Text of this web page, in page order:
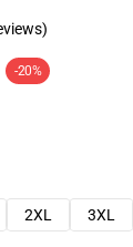
-20%
2XL 3XL